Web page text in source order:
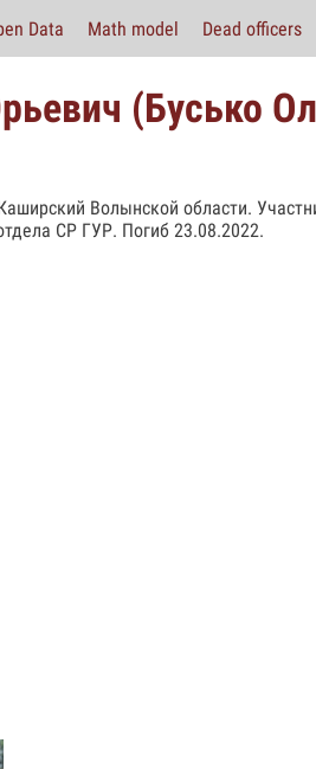
Data Math model Dead officers
(Бусько
Волынской области.
СР ГУР. Погиб 23.08.2022.